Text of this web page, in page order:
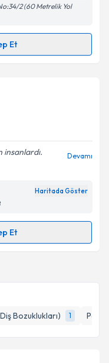
Bozuklukları) 1
ilişkin
belirtilen
2 (60 Metrelik Yol
Et
takvimi talebi
almanız için bir
bilgilendireceğiz.
ilişkin
Aydınlatma
belirtilen
ediyorum.
insanlardı.
Devamı
Haritada Göster
Et